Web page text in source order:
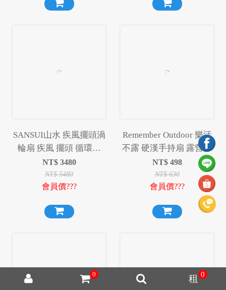
租 0
0
SANSUI山水 疾風擺頭渦
輪扇 疾風 擺頭 循環扇
露營 渦輪扇 風扇【贈收
納袋】
NT$ 3480
NT$5480
會員價???
Remember Outdoor 樂活
不露 硬漢手持扇 露營風
扇 充電風扇 風扇 手持風
扇
NT$ 498
NT$630
會員價???